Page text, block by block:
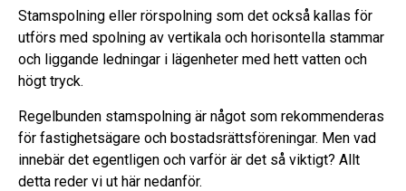
Stamspolning eller rörspolning som det också kallas för
utförs med spolning av vertikala och horisontella stammar
och liggande ledningar i lägenheter med hett vatten och
högt tryck.
Regelbunden stamspolning är något som rekommenderas
för fastighetsägare och bostadsrättsföreningar. Men vad
innebär det egentligen och varför är det så viktigt? Allt
detta reder vi ut här nedanför.